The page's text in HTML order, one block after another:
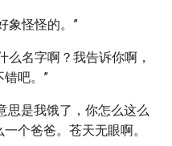
象怪怪的。”
么名字啊？我告诉你啊，
吧。”
思是我饿了，你怎么这么
个爸爸。苍天无眼啊。